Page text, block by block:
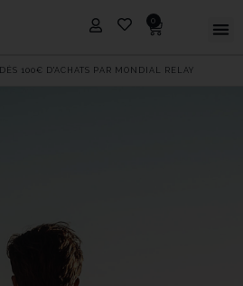
0
DÈS 100€ D'ACHATS PAR MONDIAL RELAY